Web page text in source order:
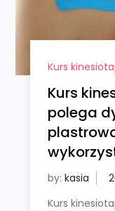
Kurs
Kurs
polega
by: kasia
Kurs